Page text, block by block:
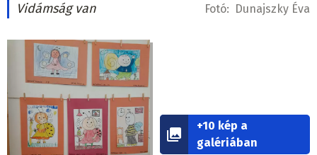
Vidámság van Fotó: Dunajszky Éva
+10 kép a
galériában